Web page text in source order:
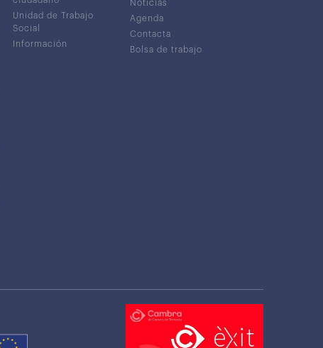
Unidad de Trabajo
Social
Información
Noticias
Agenda
Contacta
Bolsa de trabajo